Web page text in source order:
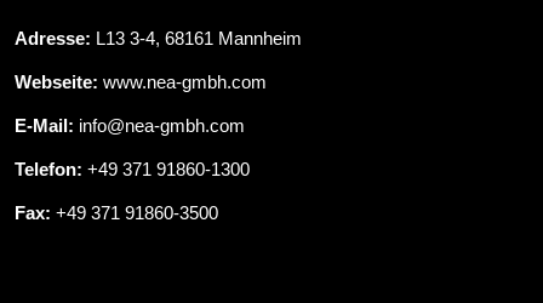
Adresse: L13 3-4, 68161 Mannheim
Webseite: www.nea-gmbh.com
E-Mail: info@nea-gmbh.com
Telefon: +49 371 91860-1300
Fax: +49 371 91860-3500